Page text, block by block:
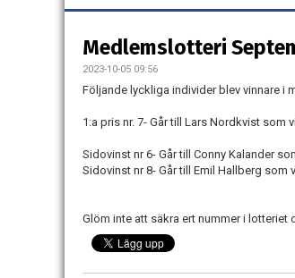
Medlemslotteri
2023-10-05 09:56
Följande lyckliga individer blev vinnare i
1:a pris nr. 7- Går till Lars Nordkvist som
Sidovinst nr 6- Går till Conny Kalander
Sidovinst nr 8- Går till Emil Hallberg som
Glöm inte att säkra ert nummer i lotteriet